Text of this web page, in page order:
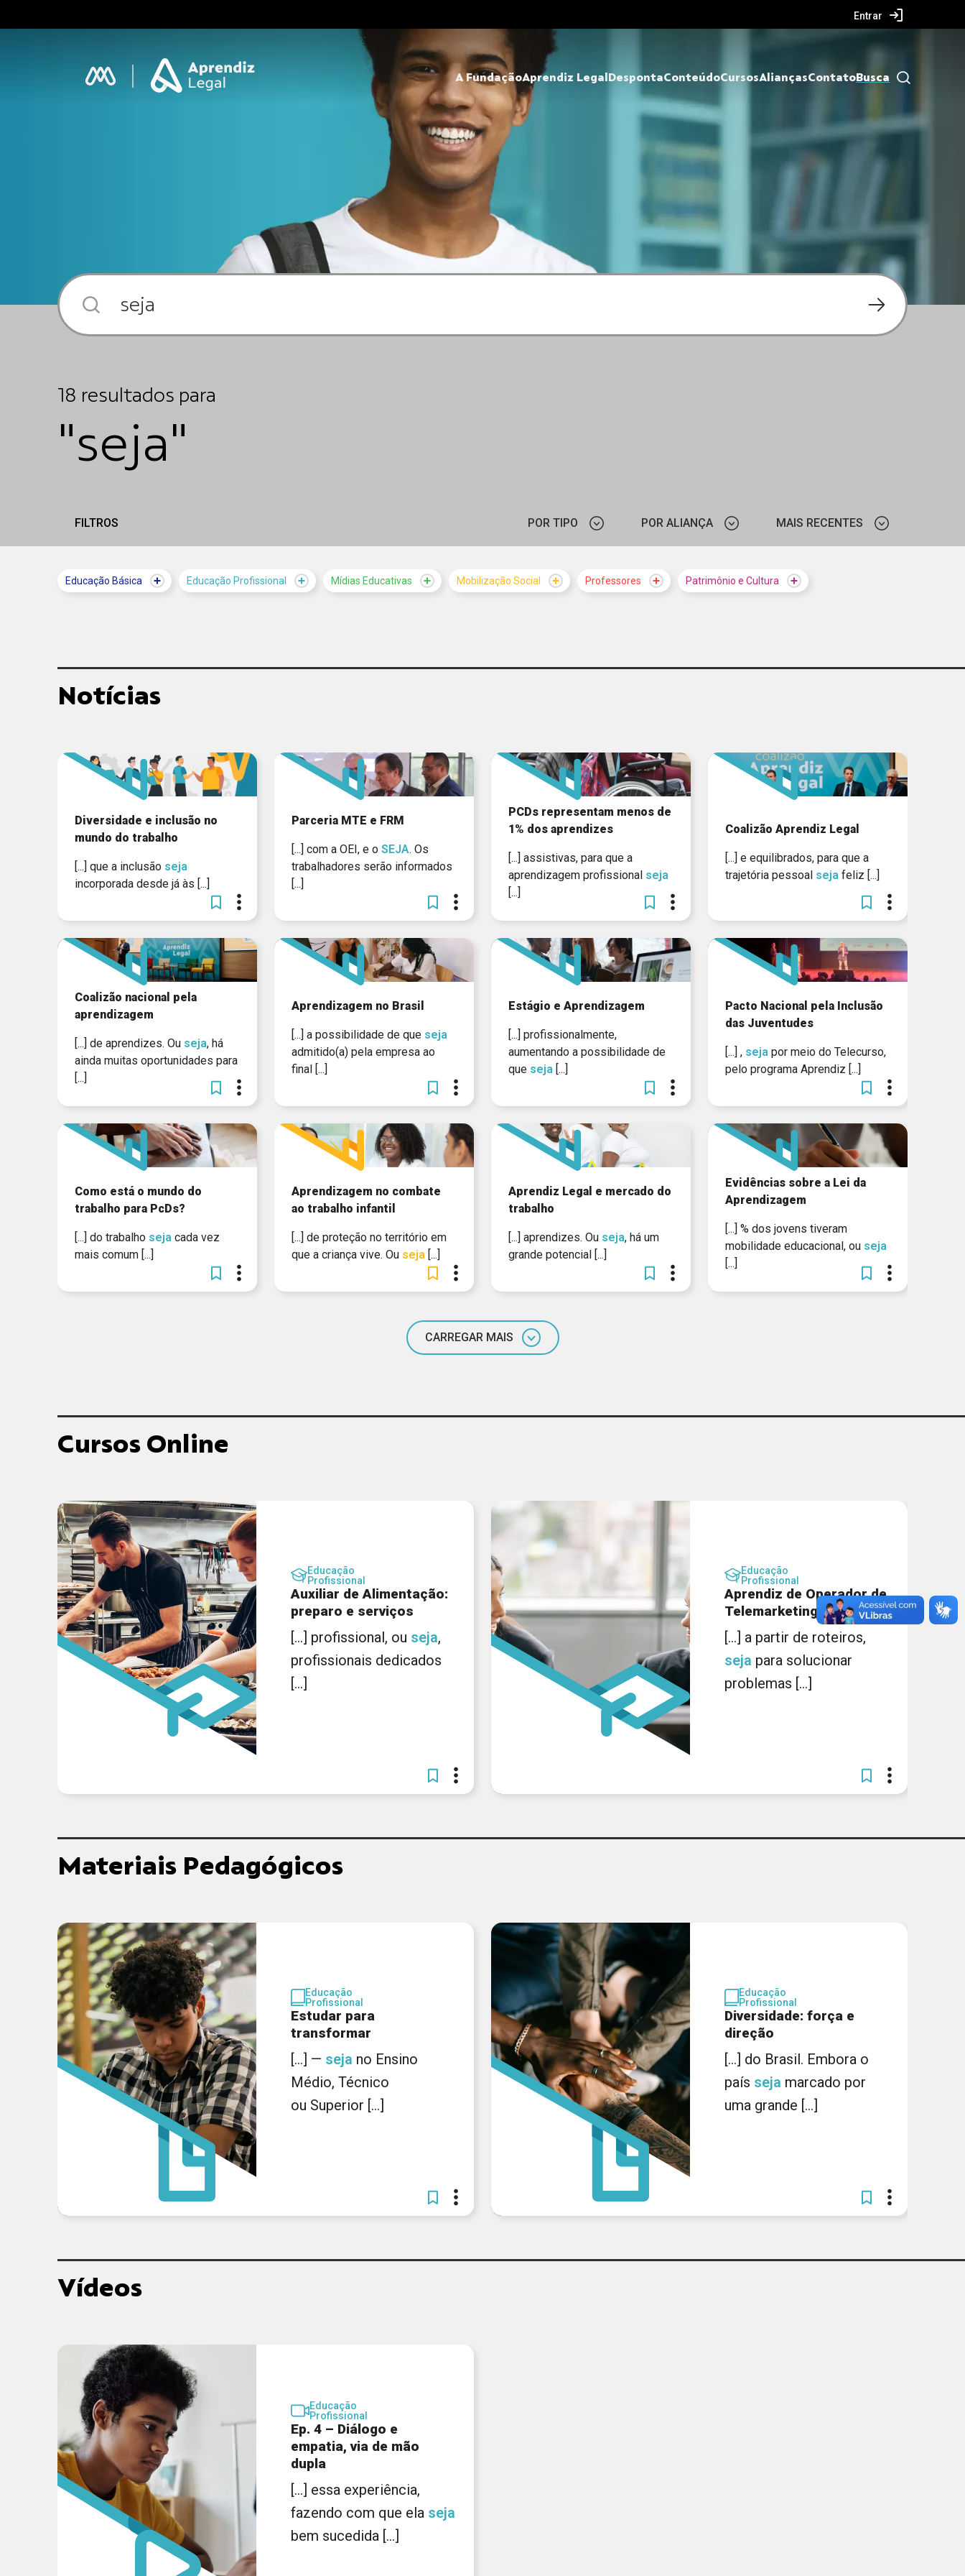
Entrar
A FundaçãoAprendiz Legal DespontaConteúdoCursosAliançasContatoBusca
18 resultados para
"seja"
FILTROS POR TIPO
VÍDEO
POR ALIANÇA MAIS RECENTES
Educação Básica Educação Profissional Mídias Educativas Mobilização Social Professores Patrimônio e Cultura
Notícias
Diversidade e inclusão no
mundo do trabalho
[...] que a inclusão seja
incorporada desde já às [...]
Parceria MTE e FRM
[...] com a OEI, e o SEJA. Os
trabalhadores serão informados
[...]
PCDs representam menos de
1% dos aprendizes
[...] assistivas, para que a
aprendizagem profissional seja
[...]
Coalizão Aprendiz Legal
[...] e equilibrados, para que a
trajetória pessoal sejafeliz [...]
Coalizão nacional pela
aprendizagem
[...] de aprendizes. Ou seja, há
ainda muitas oportunidades para
[...]
Aprendizagem no Brasil
[...] a possibilidade de que seja
admitido(a) pela empresa ao
final [...]
Estágio e Aprendizagem
[...] profissionalmente,
aumentando a possibilidade de
que seja[...]
Pacto Nacional pela Inclusão
das Juventudes
[...] , sejapor meio do Telecurso,
pelo programa Aprendiz [...]
Como está o mundo do
trabalho para PcDs?
[...] do trabalho seja cada vez
mais comum [...]
Aprendizagem no combate
ao trabalho infantil
[...] de proteção no território em
que a criança vive. Ou seja[...]
Aprendiz Legal e mercado do
trabalho
[...] aprendizes. Ou seja, há um
grande potencial [...]
Evidências sobre a Lei da
Aprendizagem
[...] % dos jovens tiveram
mobilidade educacional, ou seja
[...]
CARREGAR MAIS
Cursos Online
Educação
Profissional
Auxiliar de Alimentação:
preparo e serviços
[...] profissional, ou seja,
profissionais dedicados
[...]
Educação
Profissional
Aprendiz de Operador de
Telemarketing
[...] a partir de roteiros,
seja para solucionar
problemas [...]
Materiais Pedagógicos
Educação
Profissional
Estudar para
transformar
[...] — seja no Ensino
Médio, Técnico
ou Superior [...]
Educação
Profissional
Diversidade: força e
direção
[...] do Brasil. Embora o
país seja marcado por
uma grande [...]
Vídeos
Educação
Profissional
Ep. 4 – Diálogo e
empatia, via de mão
dupla
[...] essa experiência,
fazendo com que ela seja
bem sucedida [...]